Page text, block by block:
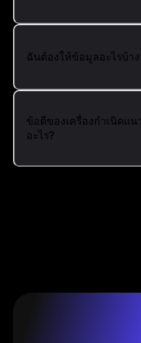
ฉันต้องให้ข้อมูลอะไรบ้าง
ข้อดีของเครื่องกำเนิดแ
อะไร?